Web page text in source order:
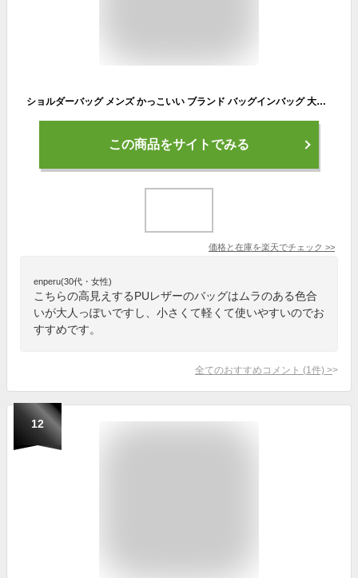
ショルダーバッグ メンズ かっこいい ブランド バッグインバッグ 大人 トートバッグ 人気 大きめ レザー 秋 軽い 軽量 春 縦型 50代 ハイ ボディバッグ 斜めがけ 2WAY 40代 ナイロン A4 鞄 60代 30代 黒 夏 小さめ 冬 多収納 革 おしゃれ ランキング ブランド bag-349
この商品をサイトでみる
価格と在庫を楽天でチェック >>
enperu(30代・女性)
こちらの高見えするPUレザーのバッグはムラのある色合
いが大人っぽいですし、小さくて軽くて使いやすいのでお
すすめです。
全てのおすすめコメント (1 件) >
12